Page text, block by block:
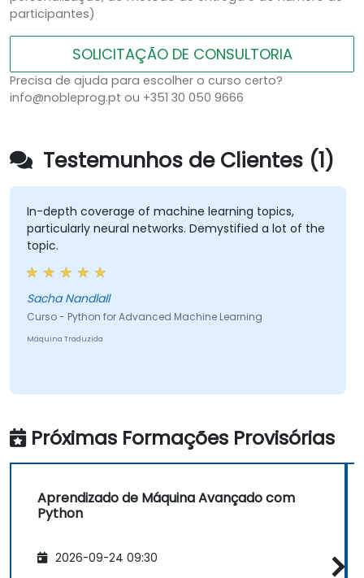
participantes)
SOLICITAÇÃO DE CONSULTORIA
Precisa de ajuda para escolher o curso certo?
info@nobleprog.pt ou +351 30 050 9666
Testemunhos de Clientes (1)
In-depth coverage of machine learning topics,
particularly neural networks. Demystified a lot of the
topic.
Sacha Nandlall
Curso - Python for Advanced Machine Learning
Máquina Traduzida
Próximas Formações Provisórias
Aprendizado de Máquina Avançado com
Python
2026-09-24 09:30